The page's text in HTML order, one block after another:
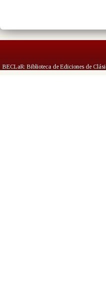
BECLaR: Biblioteca de Ediciones de